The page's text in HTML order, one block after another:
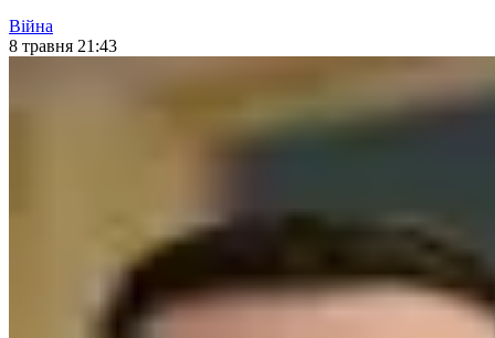
Війна
8 травня 21:43